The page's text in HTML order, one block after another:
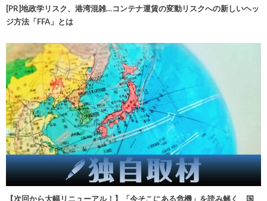
[PR]地政学リスク、港湾混雑…コンテナ運賃の変動リスクへの新しいヘッ
ジ方法「FFA」とは
【次回から大幅リニューアル！】「今そこにある危機」を読み解く 国